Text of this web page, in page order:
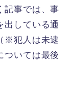
記事では、事
出している通
※犯人は未逮
ついては最後